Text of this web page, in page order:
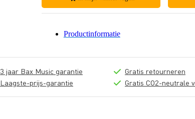
Productinformatie
3 jaar Bax Music garantie
Laagste-prijs-garantie
Gratis retourneren
Gratis CO2-neutrale